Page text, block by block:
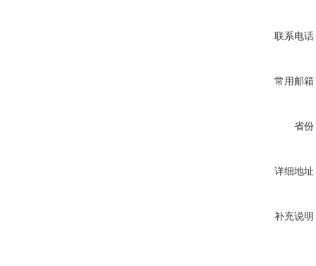
联系电话
常用邮箱
省份
详细地址
补充说明